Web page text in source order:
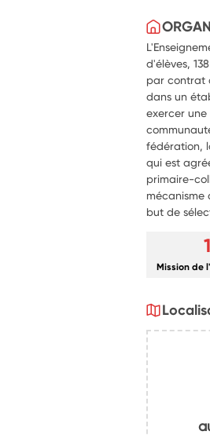
d'élèves,
par contrat
dans un
exercer une
fédération,
qui est
primaire-
mécanisme
but de
1
Mission de